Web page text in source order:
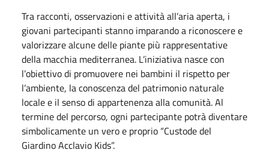
Tra racconti, osservazioni e attività all’aria aperta, i
giovani partecipanti stanno imparando a riconoscere e
valorizzare alcune delle piante più rappresentative
della macchia mediterranea. L’iniziativa nasce con
l’obiettivo di promuovere nei bambini il rispetto per
l’ambiente, la conoscenza del patrimonio naturale
locale e il senso di appartenenza alla comunità. Al
termine del percorso, ogni partecipante potrà diventare
simbolicamente un vero e proprio “Custode del
Giardino Acclavio Kids”.